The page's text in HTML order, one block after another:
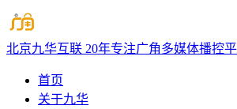
北京九华互联 20年专注广角多媒体播控
首页
关于九华